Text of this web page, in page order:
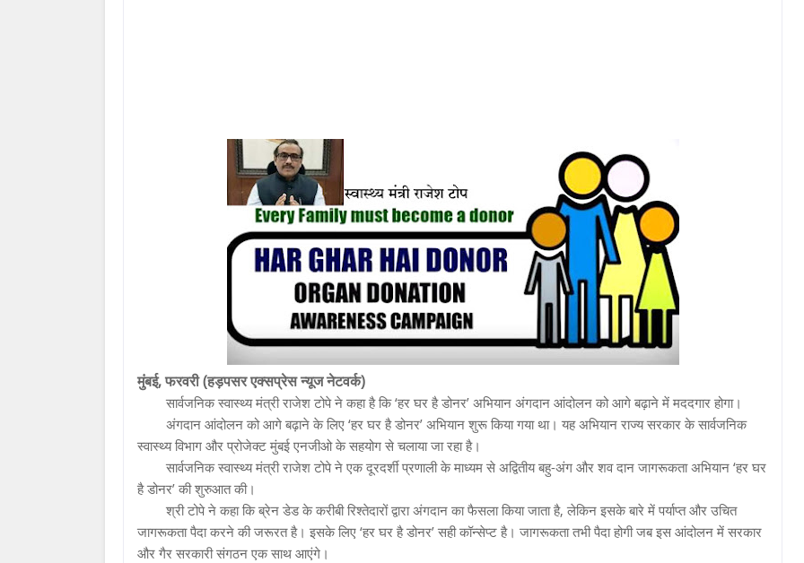
मुंबई, फरवरी (हड़पसर एक्सप्रेस न्यूज नेटवर्क)
सार्वजनिक स्वास्थ्य मंत्री राजेश टोपे ने कहा है कि ‘हर घर है डोनर’ अभियान अंगदान आंदोलन को आगे बढ़ाने में मददगार होगा।
अंगदान आंदोलन को आगे बढ़ाने के लिए ‘हर घर है डोनर’ अभियान शुरू किया गया था। यह अभियान राज्य सरकार के सार्वजनिक
स्वास्थ्य विभाग और प्रोजेक्ट मुंबई एनजीओ के सहयोग से चलाया जा रहा है।
सार्वजनिक स्वास्थ्य मंत्री राजेश टोपे ने एक दूरदर्शी प्रणाली के माध्यम से अद्वितीय बहु-अंग और शव दान जागरूकता अभियान ‘हर घर
है डोनर’ की शुरुआत की।
श्री टोपे ने कहा कि ब्रेन डेड के करीबी रिश्तेदारों द्वारा अंगदान का फैसला किया जाता है, लेकिन इसके बारे में पर्याप्त और उचित
जागरूकता पैदा करने की जरूरत है। इसके लिए ‘हर घर है डोनर’ सही कॉन्सेप्ट है। जागरूकता तभी पैदा होगी जब इस आंदोलन में सरकार
और गैर सरकारी संगठन एक साथ आएंगे।